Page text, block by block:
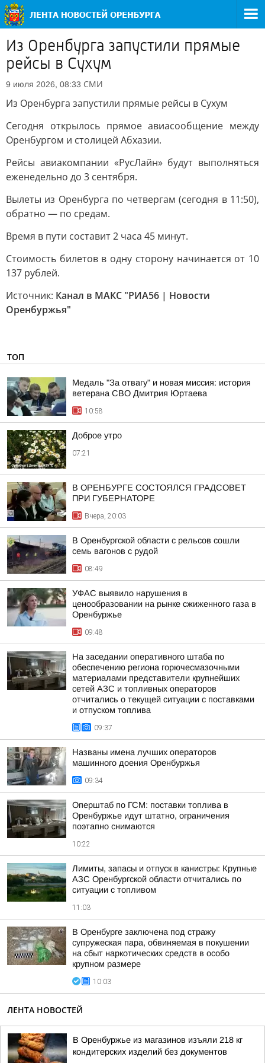
Из Оренбурга запустили прямые
рейсы в Сухум
9 июля 2026, 08:33 СМИ
Из Оренбурга запустили прямые рейсы в Сухум
Сегодня открылось прямое авиасообщение между
Оренбургом и столицей Абхазии.
Рейсы авиакомпании «РусЛайн» будут выполняться
еженедельно до 3 сентября.
Вылеты из Оренбурга по четвергам (сегодня в 11:50),
обратно — по средам.
Время в пути составит 2 часа 45 минут.
Стоимость билетов в одну сторону начинается от 10
137 рублей.
Источник: Канал в МАКС "РИА56 | Новости
Оренбуржья"
ТОП
Медаль "За отвагу" и новая миссия: история
ветерана СВО Дмитрия Юртаева
10:58
Доброе утро
07:21
В ОРЕНБУРГЕ СОСТОЯЛСЯ ГРАДСОВЕТ
ПРИ ГУБЕРНАТОРЕ
Вчера, 20:03
В Оренбургской области с рельсов сошли
семь вагонов с рудой
08:49
УФАС выявило нарушения в
ценообразовании на рынке сжиженного газа в
Оренбуржье
09:48
На заседании оперативного штаба по
обеспечению региона горючесмазочными
материалами представители крупнейших
сетей АЗС и топливных операторов
отчитались о текущей ситуации с поставками
и отпуском топлива
09:37
Названы имена лучших операторов
машинного доения Оренбуржья
09:34
Оперштаб по ГСМ: поставки топлива в
Оренбуржье идут штатно, ограничения
поэтапно снимаются
10:22
Лимиты, запасы и отпуск в канистры: Крупные
АЗС Оренбургской области отчитались по
ситуации с топливом
11:03
В Оренбурге заключена под стражу
супружеская пара, обвиняемая в покушении
на сбыт наркотических средств в особо
крупном размере
10:03
ЛЕНТА НОВОСТЕЙ
В Оренбуржье из магазинов изъяли 218 кг
кондитерских изделий без документов